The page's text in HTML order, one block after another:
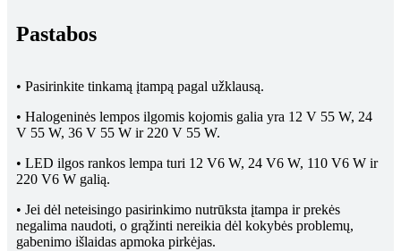
Pastabos
• Pasirinkite tinkamą įtampą pagal užklausą.
• Halogeninės lempos ilgomis kojomis galia yra 12 V 55 W, 24
V 55 W, 36 V 55 W ir 220 V 55 W.
• LED ilgos rankos lempa turi 12 V6 W, 24 V6 W, 110 V6 W ir
220 V6 W galią.
• Jei dėl neteisingo pasirinkimo nutrūksta įtampa ir prekės
negalima naudoti, o grąžinti nereikia dėl kokybės problemų,
gabenimo išlaidas apmoka pirkėjas.